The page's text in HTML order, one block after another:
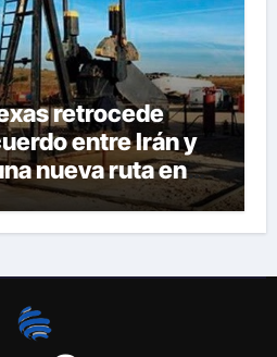
retrocede
entre Irán y
nueva ruta en